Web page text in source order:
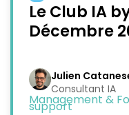
Le Club IA
Décembre
Julien
Consultant IA
Management &
support